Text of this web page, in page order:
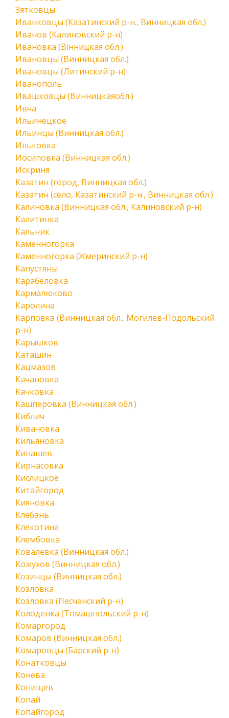
Зятковцы
Иванковцы (Казатинский р-н., Винницкая обл.)
Иванов (Калиновский р-н)
Ивановка (Вінницкая обл.)
Ивановцы (Винницкая обл.)
Ивановцы (Литинский р-н)
Иванополь
Ивашковцы (Винницкаяобл.)
Ивча
Ильинецкое
Ильинцы (Винницкая обл.)
Ильковка
Иосиповка (Винницкая обл.)
Искриня
Казатин (город, Винницкая обл.)
Казатин (село, Казатинский р-н., Винницкая обл.)
Калиновка (Винницкая обл., Калиновский р-н)
Калитинка
Кальник
Каменногорка
Каменногорка (Жмеринский р-н)
Капустяны
Карабеловка
Кармалюково
Каролина
Карповка (Винницкая обл., Могилев-Подольский
р-н)
Карышков
Каташин
Кацмазов
Качановка
Качковка
Кашперовка (Винницкая обл.)
Киблич
Кивачовка
Кильяновка
Кинашев
Кирнасовка
Кислицкое
Китайгород
Кияновка
Клебань
Клекотина
Клембовка
Ковалевка (Винницкая обл.)
Кожухов (Винницкая обл.)
Козинцы (Винницкая обл.)
Козловка
Козловка (Песчанский р-н)
Колоденка (Томашпольский р-н)
Комаргород
Комаров (Винницкая обл.)
Комаровцы (Барский р-н)
Конатковцы
Конева
Конищев
Копай
Копайгород